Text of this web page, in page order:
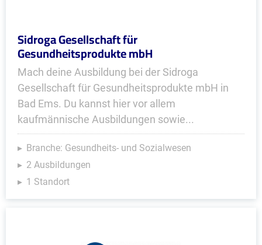
Sidroga Gesellschaft für
Gesundheitsprodukte mbH
Mach deine Ausbildung bei der Sidroga
Gesellschaft für Gesundheitsprodukte mbH in
Bad Ems. Du kannst hier vor allem
kaufmännische Ausbildungen sowie...
Branche: Gesundheits- und Sozialwesen
2 Ausbildungen
1 Standort